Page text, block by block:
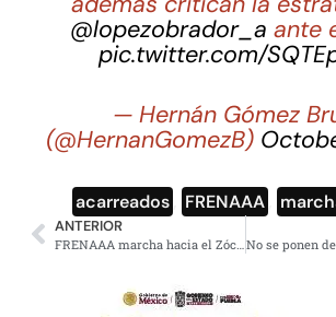
@lopezobrador_a ante
pic.twitter.com/
— Hernán Gómez
(@HernanGomezB)
acarreados FRENAAA
ANTERIOR